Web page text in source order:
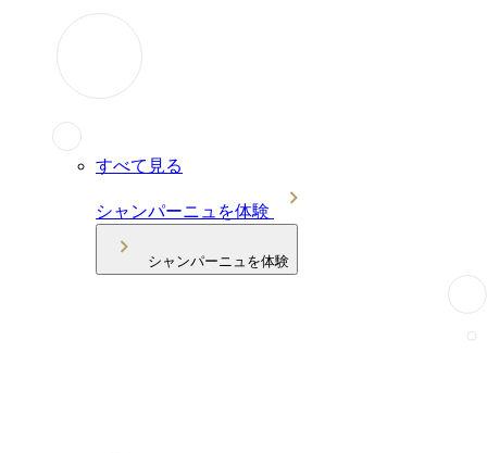
すべて見る
シャンパーニュを体験
シャンパーニュを体験